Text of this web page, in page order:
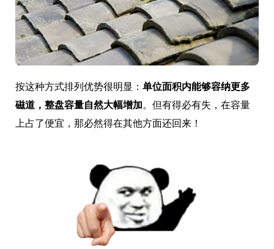
按这种方式排列优势很明显： 单位面积内能够容纳更多
磁道，整盘容量自然大幅增加。但有得必有失，在容量
上占了便宜，那必然得在其他方面还回来！